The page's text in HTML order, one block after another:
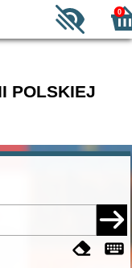
0
POLSKIEJ